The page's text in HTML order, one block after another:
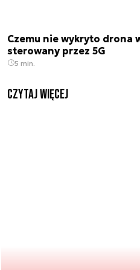
Czemu nie wykryto drona
sterowany przez 5G
5 min.
czytaj więcej